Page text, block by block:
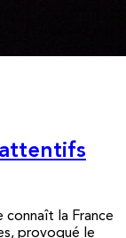
connaît la France
provoqué le